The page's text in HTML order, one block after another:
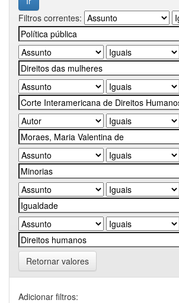
Filtros correntes:
Retornar valores
Adicionar filtros: